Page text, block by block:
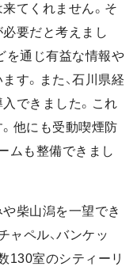
てくれません。そ
要だと考えまし
を通じ有益な情報や
す。また、石川県経
できました。これ
他にも受動喫煙防
ムも整備できまし
柴山潟を一望でき
ャペル、バンケッ
130室のシティーリ